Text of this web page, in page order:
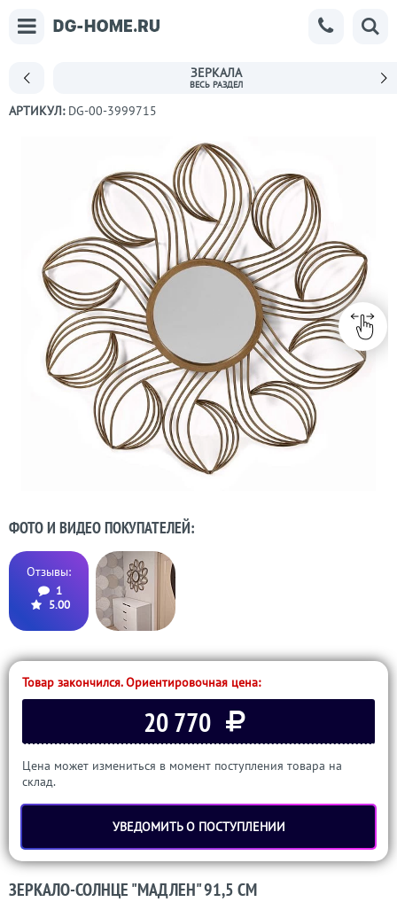
ЗЕРКАЛА
АРТИКУЛ: DG-00-3999715
ФОТО И ВИДЕО ПОКУПАТЕЛЕЙ:
Отзывы:
1
5.00
Товар закончился. Ориентировочная цена:
20 770
Цена может измениться в момент поступления товара на
склад.
УВЕДОМИТЬ О ПОСТУПЛЕНИИ
ЗЕРКАЛО-СОЛНЦЕ "МАДЛЕН" 91,5 СМ